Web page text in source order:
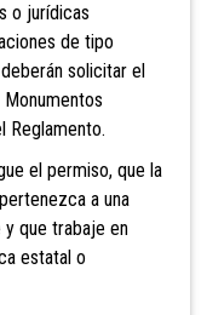
o jurídicas
de tipo
solicitar el
Reglamento.
el permiso, que la
a una
que trabaje en
estatal o